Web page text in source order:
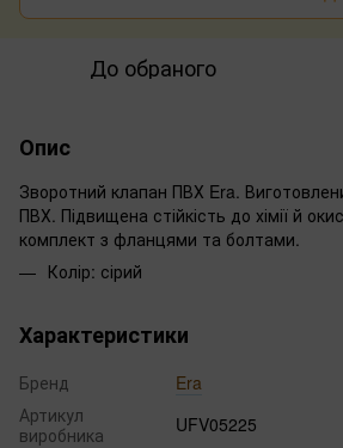
До обраного
Опис
Зворотний клапан ПВХ Era.
ПВХ. Підвищена стійкість до хімії й
комплект з фланцями та болтами.
Колір: сірий
Характеристики
Бренд
Era
Артикул
виробника
UFV05225